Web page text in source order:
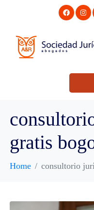
gratis
Home consultorio